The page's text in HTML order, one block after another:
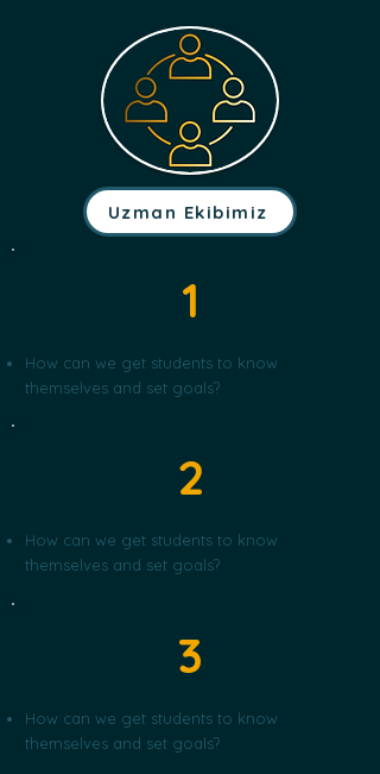
Uzman Ekibimiz
1
How can we get students to know
themselves and set goals?
2
How can we get students to know
themselves and set goals?
3
How can we get students to know
themselves and set goals?